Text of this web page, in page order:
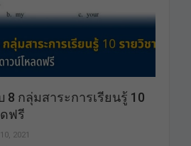
กลุ่มสาระการเรียนรู้ 10
ฟรี
2021